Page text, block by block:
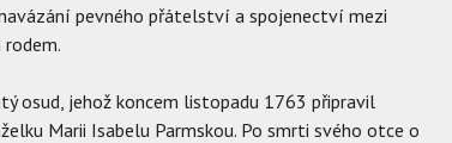
pevného přátelství a spojenectví mezi
osud, jehož koncem listopadu 1763 připravil
Marii Isabelu Parmskou. Po smrti svého otce o